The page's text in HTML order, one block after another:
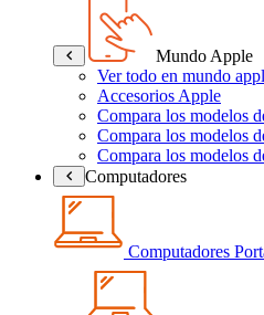
Mundo Apple
Ver todo en mundo
Accesorios Apple
Compara los modelos
Compara los modelos
Compara los modelos
Computadores
Computadores